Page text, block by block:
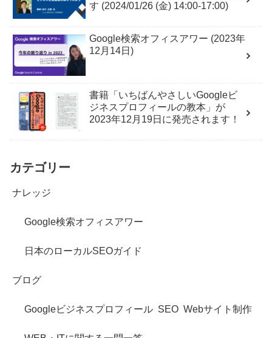
す (2024/01/26 (金) 14:00-17:00)
Google検索オフィスアワー (2023年
12月14日)
書籍「いちばんやさしいGoogleビ
ジネスプロフィールの教本」が
2023年12月19日に発売されます！
カテゴリー
ナレッジ
Google検索オフィスアワー
日本のローカルSEOガイド
ブログ
Googleビジネスプロフィール SEO Webサイト制作